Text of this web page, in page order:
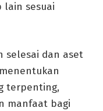
lain sesuai
selesai dan aset
terpenting,
manfaat bagi